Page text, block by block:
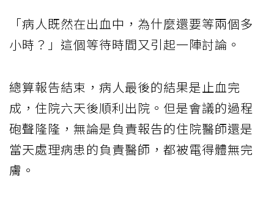
「病人既然在出血中，為什麼還要等兩個多
小時？」這個等待時間又引起一陣討論。
總算報告結束，病人最後的結果是止血完
成，住院六天後順利出院。但是會議的過程
砲聲隆隆，無論是負責報告的住院醫師還是
當天處理病患的負責醫師，都被電得體無完
膚。